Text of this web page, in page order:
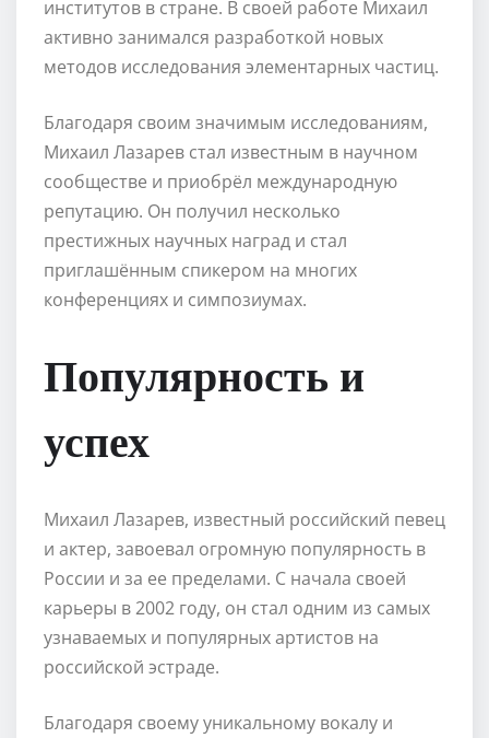
институтов в стране. В своей работе Михаил
активно занимался разработкой новых
методов исследования элементарных частиц.
Благодаря своим значимым исследованиям,
Михаил Лазарев стал известным в научном
сообществе и приобрёл международную
репутацию. Он получил несколько
престижных научных наград и стал
приглашённым спикером на многих
конференциях и симпозиумах.
Популярность и
успех
Михаил Лазарев, известный российский певец
и актер, завоевал огромную популярность в
России и за ее пределами. С начала своей
карьеры в 2002 году, он стал одним из самых
узнаваемых и популярных артистов на
российской эстраде.
Благодаря своему уникальному вокалу и